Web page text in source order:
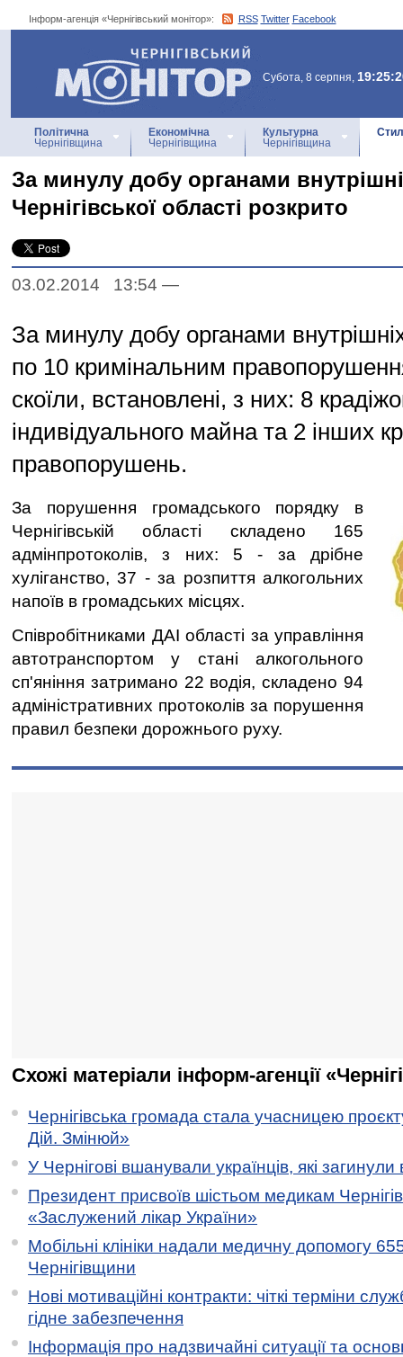
Інформ-агенція «Чернігівський монітор»: RSS Twitter Facebook
Інформ-агенція
«Чернігівський монітор»
Субота, 8 серпня,
Політична
Чернігівщина
Економічна
Чернігівщина
Культурна
Чернігівщина
За минулу добу органами
Чернігівської області розкрито
03.02.2014 13:54 —
За минулу добу органами
по 10 кримінальним
скоїли, встановлені, з них: 8
індивідуального майна та 2 інших
правопорушень.
За порушення громадського порядку в
Чернігівській області складено 165
адмінпротоколів, з них: 5 - за дрібне
хуліганство, 37 - за розпиття алкогольних
напоїв в громадських місцях.
Співробітниками ДАІ області за управління
автотранспортом у стані алкогольного
сп'яніння затримано 22 водія, складено 94
адміністративних протоколів за порушення
правил безпеки дорожнього руху.
Схожі матеріали інформ-агенції
Чернігівська громада стала учасницею
Дій. Змінюй»
У Чернігові вшанували українців, які загинули
Президент присвоїв шістьом медикам
«Заслужений лікар України»
Мобільні клініки надали медичну допомогу
Чернігівщини
Нові мотиваційні контракти: чіткі терміни
гідне забезпечення
Інформація про надзвичайні ситуації та